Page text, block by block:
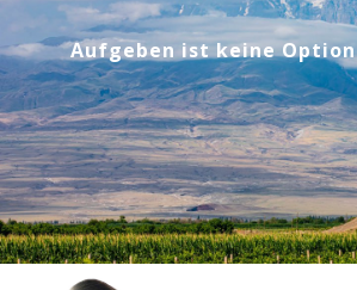
Aufgeben ist keine Option